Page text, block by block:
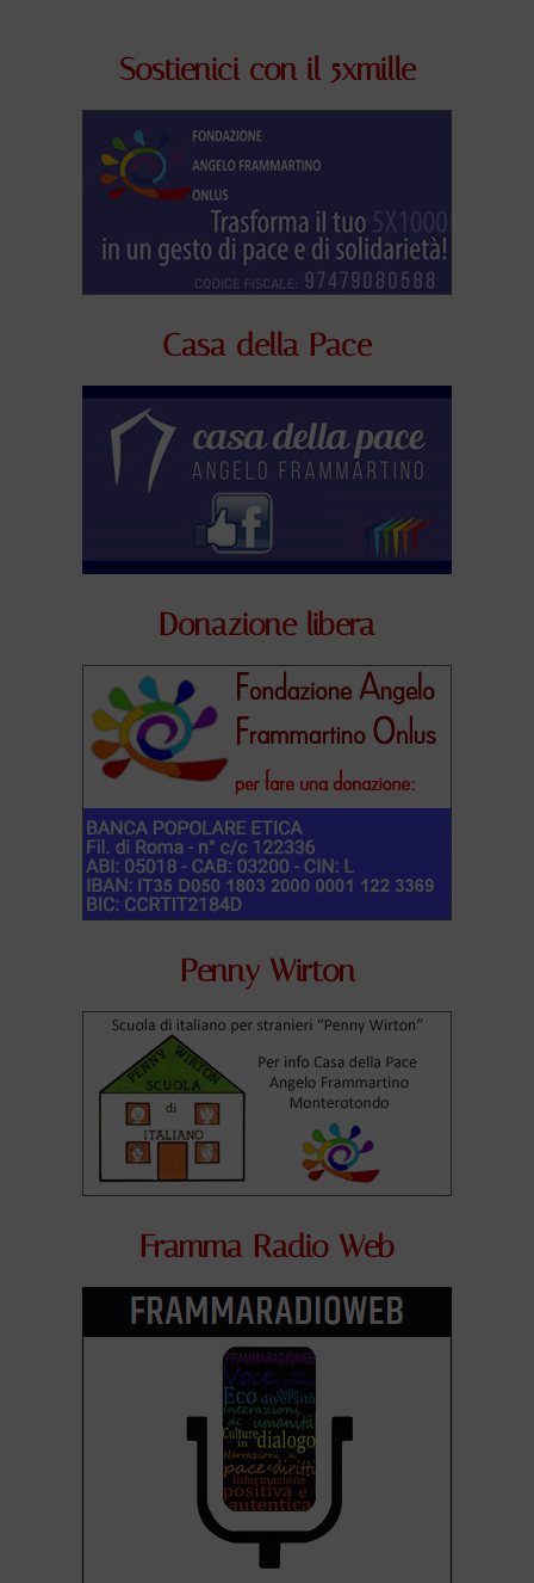
Sostienici con il 5xmille
Casa della Pace
Donazione libera
Penny Wirton
Framma Radio Web